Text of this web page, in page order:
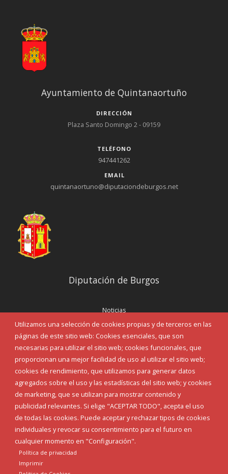
Utilizamos una selección de cookies propias y de terceros en las
páginas de este sitio web: Cookies esenciales, que son
necesarias para utilizar el sitio web; cookies funcionales, que
proporcionan una mejor facilidad de uso al utilizar el sitio web;
cookies de rendimiento, que utilizamos para generar datos
agregados sobre el uso y las estadísticas del sitio web; y cookies
de marketing, que se utilizan para mostrar contenido y
publicidad relevantes. Si elige "ACEPTAR TODO", acepta el uso
de todas las cookies. Puede aceptar y rechazar tipos de cookies
individuales y revocar su consentimiento para el futuro en
cualquier momento en "Configuración".
Política de privacidad
Imprimir
Ayuntamiento de Quintanaortuño
DIRECCIÓN
Plaza Santo Domingo 2 - 09159
TELÉFONO
947441262
EMAIL
quintanaortuno@diputaciondeburgos.net
Diputación de Burgos
Noticias
Eventos
Corporación Municipal
Teléfonos de interés
INICIAR SESIÓN
MAPA WEB